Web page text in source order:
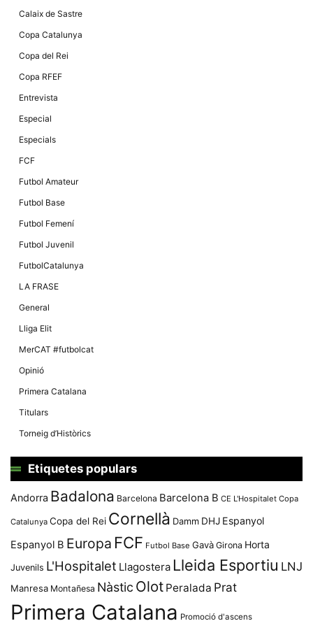
Calaix de Sastre
Copa Catalunya
Copa del Rei
Copa RFEF
Entrevista
Especial
Especials
FCF
Futbol Amateur
Futbol Base
Futbol Femení
Futbol Juvenil
FutbolCatalunya
LA FRASE
General
Lliga Elit
MerCAT #futbolcat
Opinió
Primera Catalana
Titulars
Torneig d’Històrics
Etiquetes populars
Andorra Badalona Barcelona Barcelona B CE L'Hospitalet Copa
Catalunya Copa del Rei Cornellà Damm DHJ Espanyol
Espanyol B Europa FCF Futbol Base Gavà Girona Horta
Juvenils L'Hospitalet Llagostera Lleida Esportiu LNJ
Manresa Montañesa Nàstic Olot Peralada Prat
Primera Catalana Promoció d'ascens